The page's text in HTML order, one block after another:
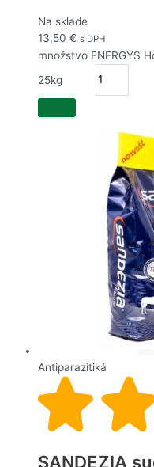
Na sklade
13,50 € s DPH
množstvo ENERGYS
25kg
Antiparazitiká
SANDEZIA